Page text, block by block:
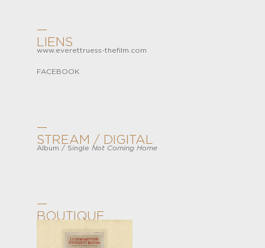
—
LIENS
www.everettruess-thefilm.com
FACEBOOK
—
STREAM / DIGITAL
Album / SingleNot Coming Home
—
BOUTIQUE